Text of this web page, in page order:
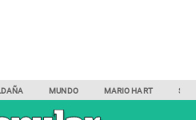
MUNDO MARIO HART